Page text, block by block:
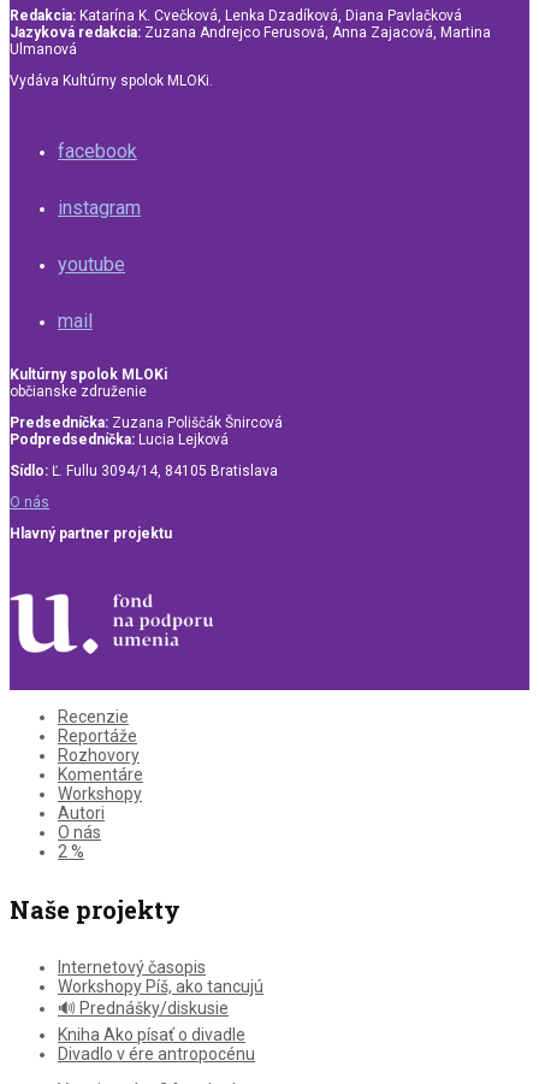
Redakcia: Katarína K. Cvečková, Lenka Dzadíková, Diana Pavlačková
Jazyková redakcia: Zuzana Andrejco Ferusová, Anna Zajacová, Martina
Ulmanová
Vydáva Kultúrny spolok MLOKi.
facebook
instagram
youtube
mail
Kultúrny spolok MLOKi
občianske združenie
Predsedníčka: Zuzana Poliščák Šnircová
Podpredsedníčka: Lucia Lejková
Sídlo: Ľ. Fullu 3094/14, 84105 Bratislava
O nás
Hlavný partner projektu
Recenzie
Reportáže
Rozhovory
Komentáre
Workshopy
Autori
O nás
2 %
Naše projekty
Internetový časopis
Workshopy Píš, ako tancujú
🔊 Prednášky/diskusie
Kniha Ako písať o divadle
Divadlo v ére antropocénu